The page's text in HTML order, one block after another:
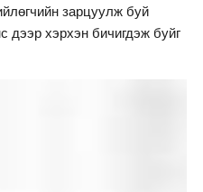
зарцуулж буй
хэрхэн бичигдэж буйг